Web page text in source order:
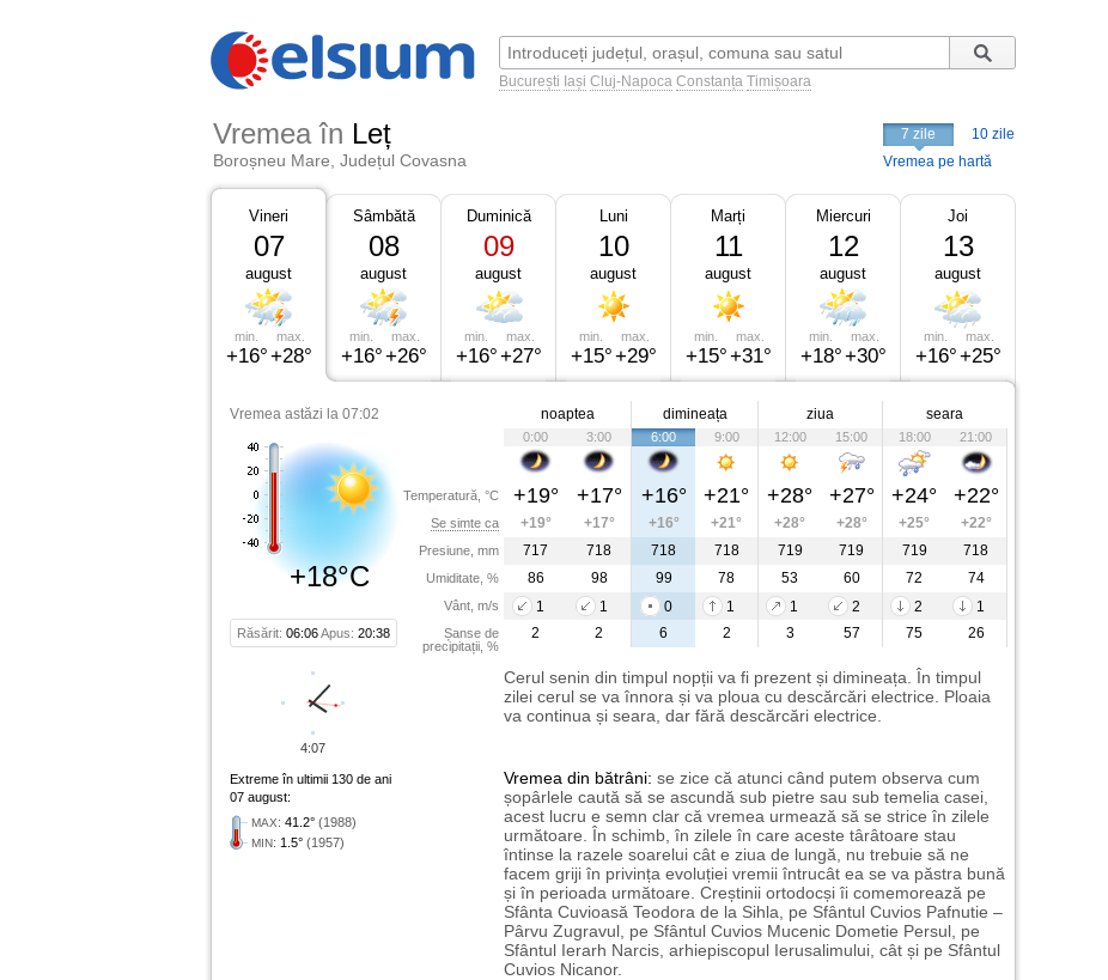
București Iași Cluj-Napoca Constanța Timișoara
Vremea în Leț
Boroșneu Mare, Județul Covasna
7 zile
10 zile
Vremea pe hartă
Vineri
07
august
min.
+16°
max.
+28°
Sâmbătă
08
august
min.
+16°
max.
+26°
Duminică
09
august
min.
+16°
max.
+27°
Luni
10
august
min.
+15°
max.
+29°
Marți
11
august
min.
+15°
max.
+31°
Miercuri
12
august
min.
+18°
max.
+30°
Joi
13
august
min.
+16°
max.
+25°
Vremea astăzi la 07:02
+18°C
Răsărit: 06:06Apus: 20:38
Temperatură, °C
Se simte ca
Presiune, mm
Umiditate, %
Vânt, m/s
Șanse de
precipitații, %
noaptea dimineața ziua seara
0:00 3:00 6:00 9:00 12:00 15:00 18:00 21:00
+19° +17° +16° +21° +28° +27° +24° +22°
+19° +17° +16° +21° +28° +28° +25°
+22°
717
718 718 718 719 719 719
718
86
98 99 78 53 60 72
74
1
1 0 1 1 2 2
1
2
2 6 2 3 57 75 26
Cerul senin din timpul nopții va fi prezent și dimineața. În timpul
zilei cerul se va înnora și va ploua cu descărcări electrice. Ploaia
va continua și seara, dar fără descărcări electrice.
Extreme în ultimii 130 de ani
07 august:
MAX: 41.2° (1988)
MIN: 1.5° (1957)
Vremea din bătrâni: se zice că atunci când putem observa cum
șopârlele caută să se ascundă sub pietre sau sub temelia casei,
acest lucru e semn clar că vremea urmează să se strice în zilele
următoare. În schimb, în zilele în care aceste târâtoare stau
întinse la razele soarelui cât e ziua de lungă, nu trebuie să ne
facem griji în privința evoluției vremii întrucât ea se va păstra bună
și în perioada următoare. Creștinii ortodocși îi comemorează pe
Sfânta Cuvioasă Teodora de la Sihla, pe Sfântul Cuvios Pafnutie –
Pârvu Zugravul, pe Sfântul Cuvios Mucenic Dometie Persul, pe
Sfântul Ierarh Narcis, arhiepiscopul Ierusalimului, cât și pe Sfântul
Cuvios Nicanor.
4:07